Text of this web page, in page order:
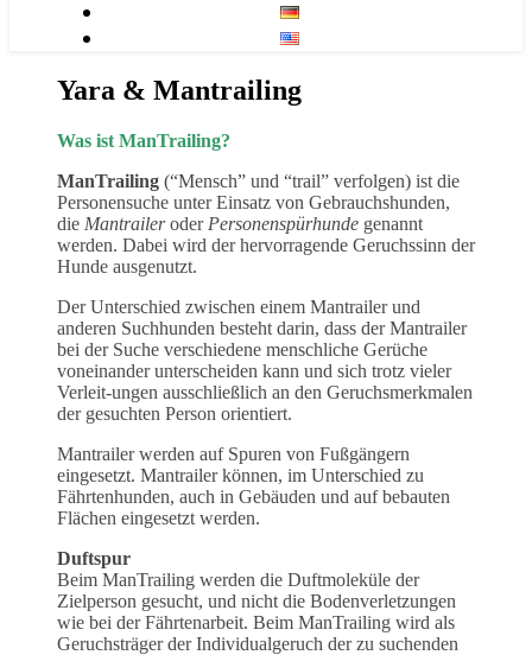
Yara & Mantrailing
Was ist ManTrailing?
ManTrailing (“Mensch” und “trail” verfolgen) ist die
Personensuche unter Einsatz von Gebrauchshunden,
die Mantraileroder Personenspürhunde genannt
werden. Dabei wird der hervorragende Geruchssinn der
Hunde ausgenutzt.
Der Unterschied zwischen einem Mantrailer und
anderen Suchhunden besteht darin, dass der Mantrailer
bei der Suche verschiedene menschliche Gerüche
voneinander unterscheiden kann und sich trotz vieler
Verleit-ungen ausschließlich an den Geruchsmerkmalen
der gesuchten Person orientiert.
Mantrailer werden auf Spuren von Fußgängern
eingesetzt. Mantrailer können, im Unterschied zu
Fährtenhunden, auch in Gebäuden und auf bebauten
Flächen eingesetzt werden.
Duftspur
Beim ManTrailing werden die Duftmoleküle der
Zielperson gesucht, und nicht die Bodenverletzungen
wie bei der Fährtenarbeit. Beim ManTrailing wird als
Geruchsträger der Individualgeruch der zu suchenden